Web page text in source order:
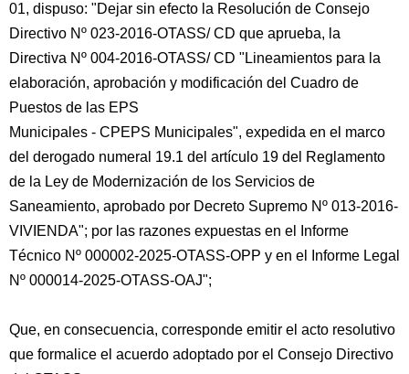
01, dispuso: "Dejar sin efecto la Resolución de Consejo
Directivo Nº 023-2016-OTASS/ CD que aprueba, la
Directiva Nº 004-2016-OTASS/ CD "Lineamientos para la
elaboración, aprobación y modificación del Cuadro de
Puestos de las EPS
Municipales - CPEPS Municipales", expedida en el marco
del derogado numeral 19.1 del artículo 19 del Reglamento
de la Ley de Modernización de los Servicios de
Saneamiento, aprobado por Decreto Supremo Nº 013-2016-
VIVIENDA"; por las razones expuestas en el Informe
Técnico Nº 000002-2025-OTASS-OPP y en el Informe Legal
Nº 000014-2025-OTASS-OAJ";
Que, en consecuencia, corresponde emitir el acto resolutivo
que formalice el acuerdo adoptado por el Consejo Directivo